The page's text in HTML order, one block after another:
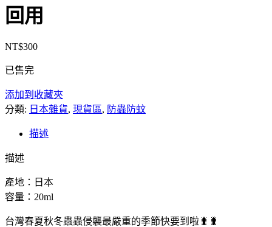
回用
NT$300
已售完
添加到收藏夾
分類: 日本雜貨, 現貨區, 防蟲防蚊
描述
描述
產地：日本
容量：20ml
台灣春夏秋冬蟲蟲侵襲最嚴重的季節快要到啦🐛🐛